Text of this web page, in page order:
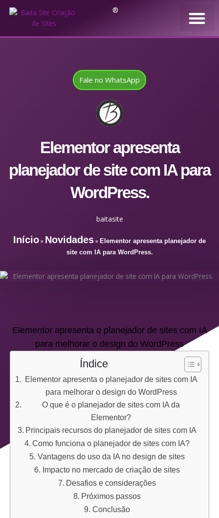
®
Fale no WhatsApp
Elementor apresenta
planejador de site com IA para
WordPress.
baitasite
Início» Novidades» Elementor apresenta planejador de
site com IA para WordPress.
Elementor apresenta o planejador de sites com IA
para melhorar o design do WordPress
Índice
Elementor apresenta o planejador de sites com IA
para melhorar o design do WordPress
O que é o planejador de sites com IA da
Elementor?
Principais recursos do planejador de sites com IA
Como funciona o planejador de sites com IA?
Vantagens do uso da IA no design de sites
Impacto no mercado de criação de sites
Desafios e considerações
Próximos passos
Conclusão